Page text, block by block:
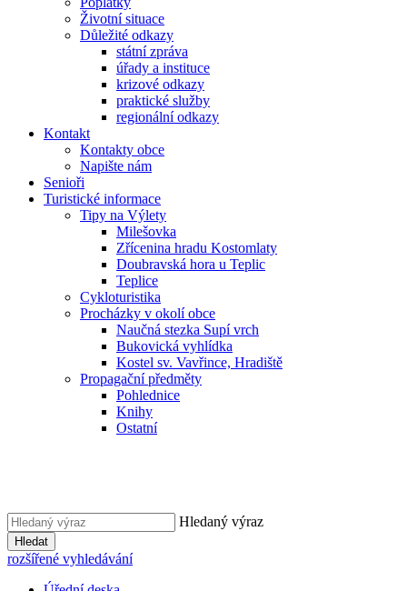
Životní situace
Důležité odkazy
státní zpráva
úřady a instituce
krizové odkazy
praktické služby
regionální odkazy
Kontakt
Kontakty obce
Napište nám
Senioři
Turistické informace
Tipy na Výlety
Milešovka
Zřícenina hradu Kostomlaty
Doubravská hora u Teplic
Teplice
Cykloturistika
Procházky v okolí obce
Naučná stezka Supí vrch
Bukovická vyhlídka
Kostel sv. Vavřince, Hradiště
Propagační předměty
Pohlednice
Knihy
Ostatní
Hledaný výraz
Hledat
rozšířené vyhledávání